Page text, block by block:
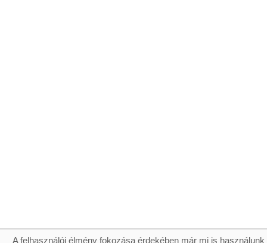
A felhasználói élmény fokozása érdekében már mi is